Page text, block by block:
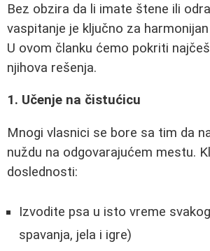
Bez obzira da li imate štene ili
vaspitanje je ključno za
U ovom članku ćemo pokriti
njihova rešenja.
1. Učenje na čistućicu
Mnogi vlasnici se bore sa tim da
nuždu na odgovarajućem mestu.
doslednosti:
Izvodite psa u isto vreme
spavanja, jela i igre)